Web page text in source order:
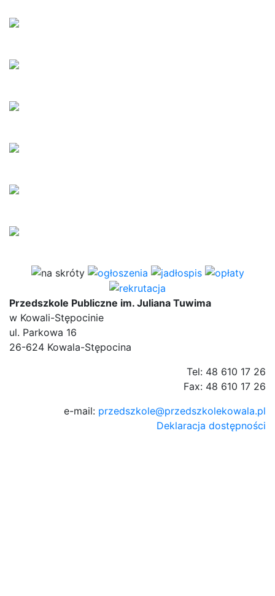
Przedszkole Publiczne im. Juliana Tuwima
w Kowali-Stępocinie
ul. Parkowa 16
26-624 Kowala-Stępocina
Tel: 48 610 17 26
Fax: 48 610 17 26
e-mail: przedszkole@przedszkolekowala.pl
Deklaracja dostępności